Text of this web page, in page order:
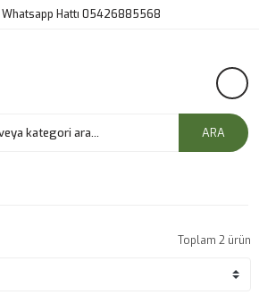
Whatsapp Hattı 05426885568
ARA
Toplam 2 ürün